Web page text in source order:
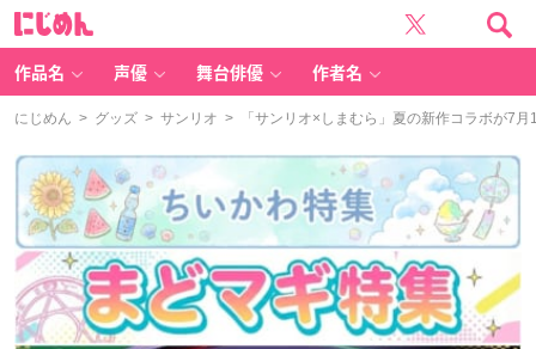
作品名 声優 舞台俳優 作者名
にじめん > グッズ > サンリオ > 「サンリオ×しまむら」夏の新作コラボが7